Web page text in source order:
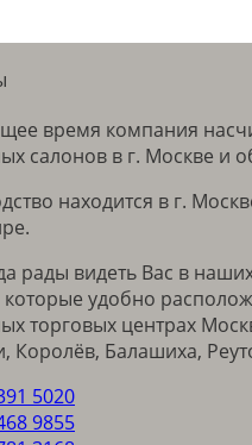
время компания
салонов в г. Москве и
находится в г.
рады видеть Вас в
которые удобно
торговых центрах
Королёв, Балашиха,
5020
9855